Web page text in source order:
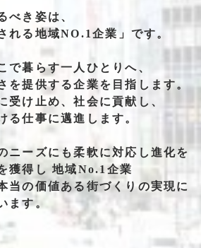
べき 姿は、
れる地域NO.1企業」 です。
で暮らす一人ひとりへ、
を提供する企業を 目指します。
受け止め、社会に貢献し、
る仕事に邁進 します。
ニーズにも柔軟に対応し 進化を
獲得し 地域No.1企業
当の価値ある 街づくりの実現に
ます。